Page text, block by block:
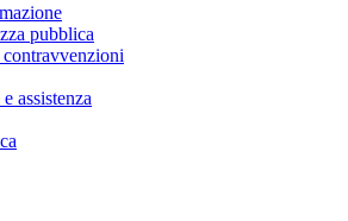
pubblica
assistenza